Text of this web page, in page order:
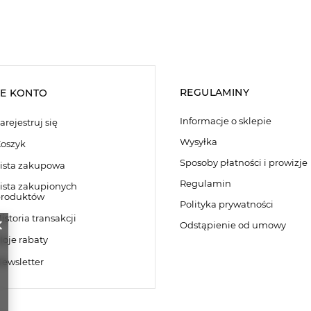
KONTO
się
zakupowa
zakupionych
transakcji
rabaty
REGULAMINY
Informacje o sklepie
Wysyłka
Sposoby płatności i prowizje
Regulamin
Polityka prywatności
Odstąpienie od umowy